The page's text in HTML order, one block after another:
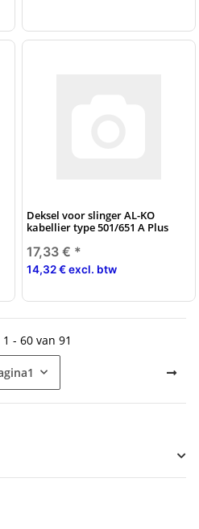
Deksel voor slinger AL-KO
kabellier type 501/651 A Plus
17,33 € *
14,32 € excl. btw
- 60 van 91
1